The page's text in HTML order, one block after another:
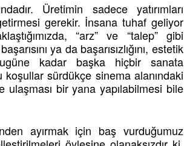
Üretimin sadece yatırımları
gerekir. İnsana tuhaf geliyor
“arz” ve “talep” gibi
ya da başarısızlığını, estetik
kadar başka hiçbir sanata
koşullar sürdükçe sinema alanındaki
bir yana yapılabilmesi bile
ayırmak için baş vurduğumuz